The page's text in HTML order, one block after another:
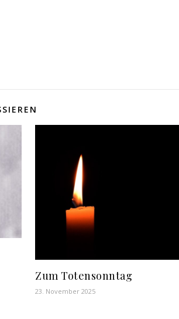
Zum Totensonntag
23. November 2025